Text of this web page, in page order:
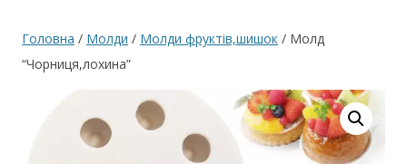
Головна / Молди / Молди фруктів,шишок / Молд
“Чорниця,лохина”